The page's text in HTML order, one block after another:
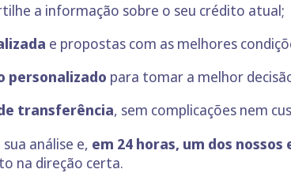
a informação sobre o seu crédito atual;
e propostas com as melhores
personalizado para tomar a melhor
transferência, sem complicações nem
análise e, em 24 horas, um dos
na direção certa.